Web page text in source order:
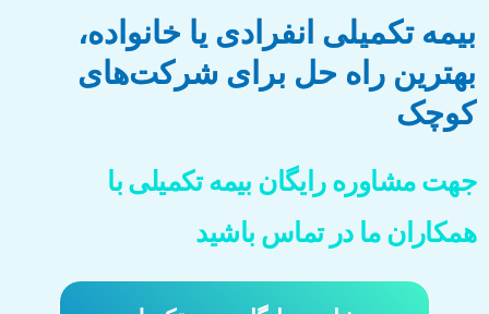
بیمه تکمیلی انفرادی یا خانواده،
بهترین راه حل برای شرکت‌های
کوچک
جهت مشاوره رایگان بیمه تکمیلی با
همکاران ما در تماس باشید